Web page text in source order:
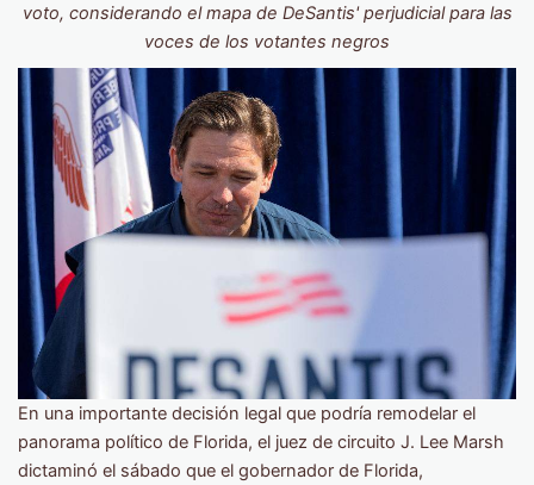
voto, considerando el mapa de DeSantis' perjudicial para las
voces de los votantes negros
En una importante decisión legal que podría remodelar el
panorama político de Florida, el juez de circuito J. Lee Marsh
dictaminó el sábado que el gobernador de Florida,